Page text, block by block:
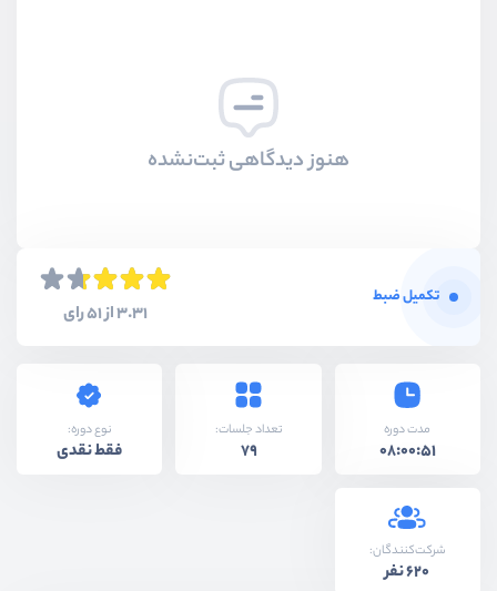
هنوز دیدگاهی ثبت‌نشده
تکمیل ضبط
3.31 از 51 رای
مدت دوره
08:00:51
تعداد جلسات:
79
نوع دوره:
فقط نقدی
شرکت‌کنندگان:
620 نفر